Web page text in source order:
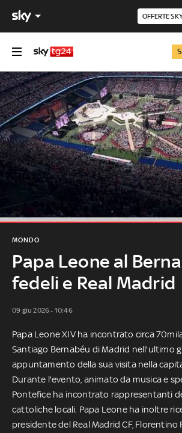
OFFERTE
Papa Leone al
fedeli e Real Madrid
MONDO
09 giu 2026 - 10:46
Papa Leone XIV ha incontrato circa
Santiago Bernabéu di Madrid nell'ultimo
appuntamento della sua visita nella
Durante l'evento, animato da musica e
Pontefice ha incontrato rappresentanti
cattoliche locali. Papa Leone ha inoltre
presidente del Real Madrid CF, Florentino